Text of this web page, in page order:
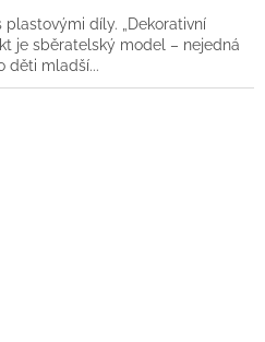
díly. „Dekorativní
je sběratelský model – nejedná
děti mladší...